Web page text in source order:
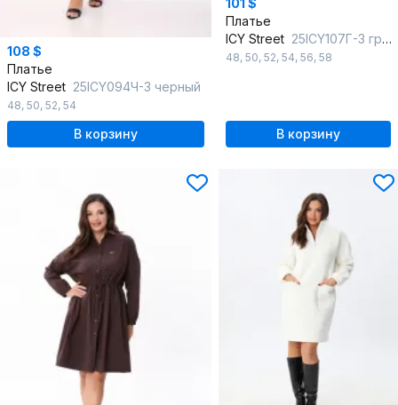
108 $
Платье
ICY Street 25ICY094Ч-3 черный
48, 50, 52, 54
В корзину
101 $
Платье
ICY Street 25ICY107Г-3 графит
48, 50, 52, 54, 56, 58
В корзину